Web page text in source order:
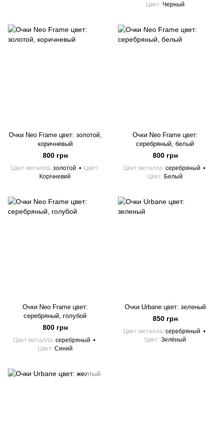
Цвет Черный
Очки Neo Frame цвет: золотой,
коричневый
800 грн
Цвет металла золотой
Цвет
Корічневий
Очки Neo Frame цвет:
серебряный, белый
800 грн
Цвет металла серебряный
Цвет
Белый
Очки Neo Frame цвет:
серебряный, голубой
800 грн
Цвет металла серебряный
Цвет Синий
Очки Urbane цвет: зеленый
850 грн
Цвет металла серебряный
Цвет Зелёный